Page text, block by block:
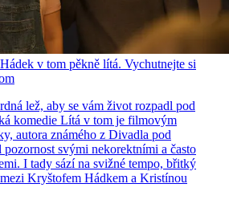
v tom pěkně lítá. Vychutnejte si
lež, aby se vám život rozpadl pod
komedie Lítá v tom je filmovým
autora známého z Divadla pod
svými nekorektními a často
I tady sází na svižné tempo, břitký
Kryštofem Hádkem a Kristínou